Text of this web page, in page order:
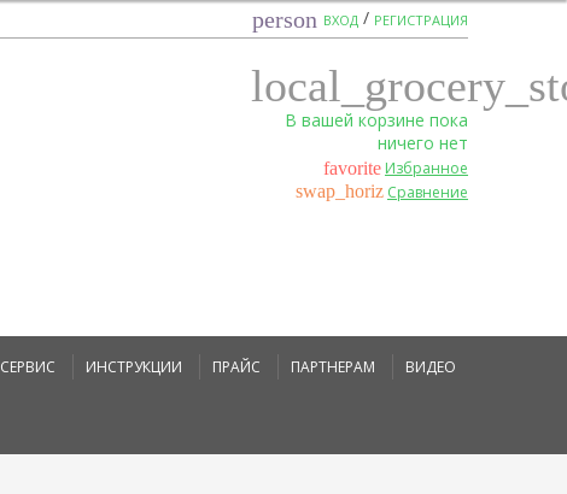
person ВХОД / РЕГИСТРАЦИЯ
В вашей корзине пока
ничего нет
favorite Избранное
swap_horiz Сравнение
СЕРВИС ИНСТРУКЦИИ ПРАЙС ПАРТНЕРАМ ВИДЕО